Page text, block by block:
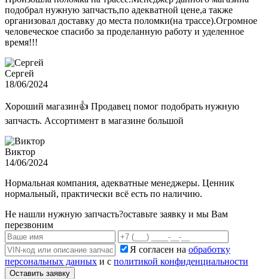
подобрал нужную запчасть,по адекватной цене,а также
организовал доставку до места поломки(на трассе).Огромное
человеческое спасибо за проделанную работу и уделенное
время!!!
Сергей
18/06/2024
Хороший магазин👍 Продавец помог подобрать нужную
запчасть. Ассортимент в магазине большой
Виктор
14/06/2024
Нормальная компания, адекватные менеджеры. Ценник
нормальный, практически всё есть по наличию.
Не нашли нужную запчасть?оставьте заявку и мы Вам
перезвоним
Я согласен на обработку
персональных данных и с политикой конфиденциальности
Оставить заявку